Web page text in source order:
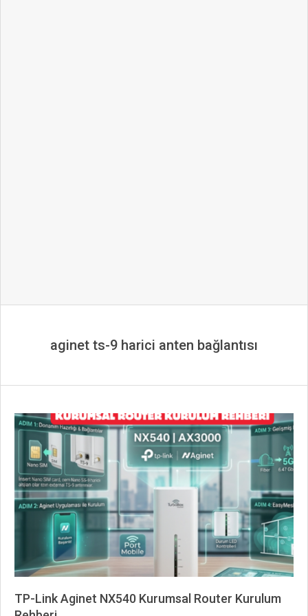
aginet ts-9 harici anten bağlantısı
TP-Link Aginet NX540 Kurumsal Router Kurulum